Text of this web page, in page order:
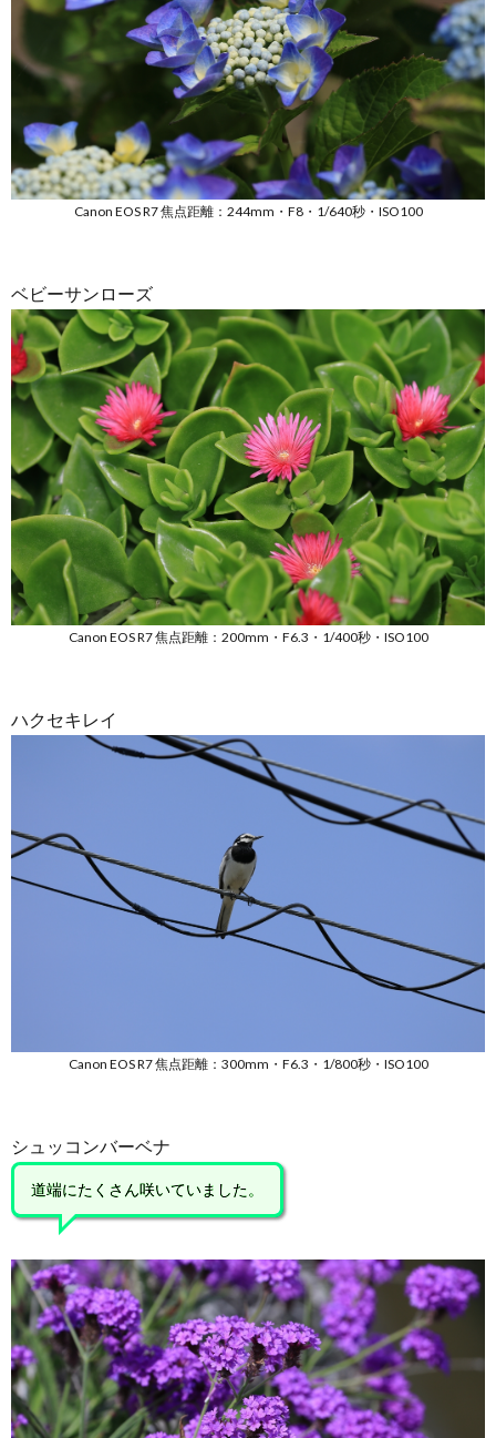
Canon EOS R7 焦点距離：244mm・F8・1/640秒・ISO100
ベビーサンローズ
Canon EOS R7 焦点距離：200mm・F6.3・1/400秒・ISO100
ハクセキレイ
Canon EOS R7 焦点距離：300mm・F6.3・1/800秒・ISO100
シュッコンバーベナ
道端にたくさん咲いていました。